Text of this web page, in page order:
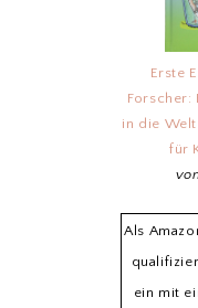
Erste
Forscher:
in die
für
Als
ein mit